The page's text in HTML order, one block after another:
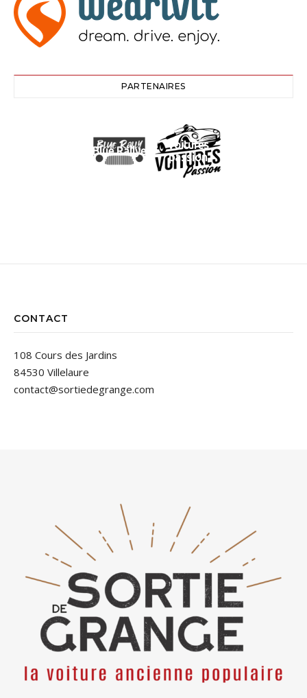
PARTENAIRES
Blue Rallye
Voitures
passion
CONTACT
108 Cours des Jardins
84530 Villelaure
contact@sortiedegrange.com